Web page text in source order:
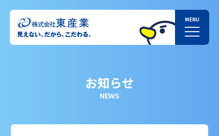
お知らせ
NEWS